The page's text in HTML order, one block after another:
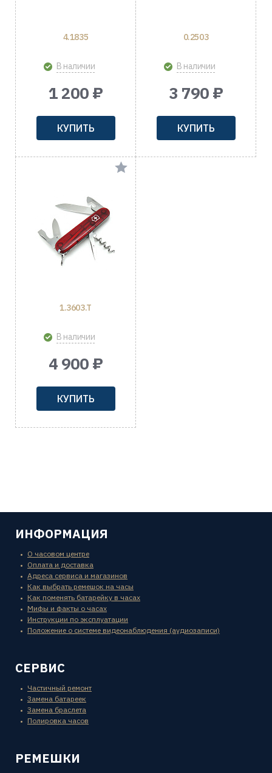
4.1835
В наличии
1 200 ₽
КУПИТЬ
0.2503
В наличии
3 790 ₽
КУПИТЬ
1.3603.T
В наличии
4 900 ₽
КУПИТЬ
ИНФОРМАЦИЯ
О часовом центре
Оплата и доставка
Адреса сервиса и магазинов
Как выбрать ремешок на часы
Как поменять батарейку в часах
Мифы и факты о часах
Инструкции по эксплуатации
Положение о системе видеонаблюдения (аудиозаписи)
СЕРВИС
Частичный ремонт
Замена батареек
Замена браслета
Полировка часов
РЕМЕШКИ